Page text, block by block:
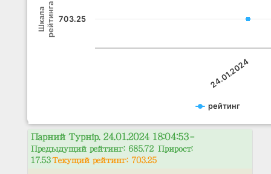
Шкаларейтинга
рейтинг
24.01.2024
703.25
Парний Турнір. 24.01.2024 18:04:53–
Предыдущий рейтинг: 685.72 Прирост:
17.53Текущий рейтинг: 703.25